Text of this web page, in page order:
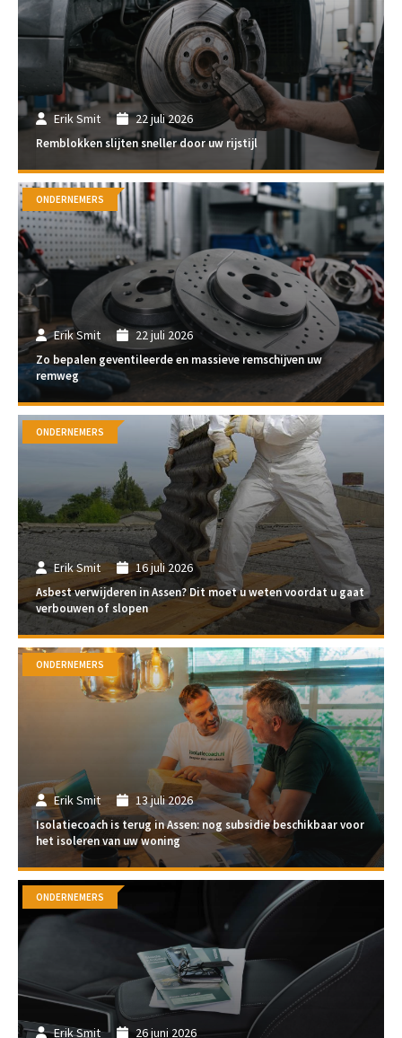
Erik Smit 22 juli 2026
Remblokken slijten sneller door uw rijstijl
Erik Smit 22 juli 2026
Zo bepalen geventileerde en massieve remschijven uw
remweg
ONDERNEMERS
Erik Smit 16 juli 2026
Asbest verwijderen in Assen? Dit moet u weten voordat u gaat
verbouwen of slopen
ONDERNEMERS
Erik Smit 13 juli 2026
Isolatiecoach is terug in Assen: nog subsidie beschikbaar voor
het isoleren van uw woning
ONDERNEMERS
Erik Smit 26 juni 2026
ONDERNEMERS